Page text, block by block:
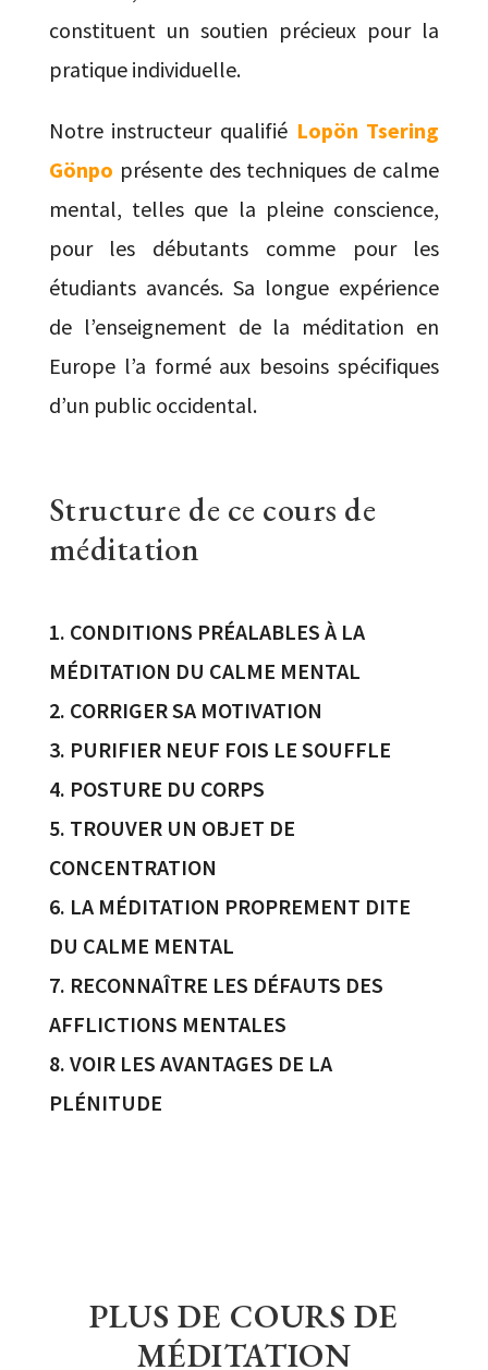
constituent un soutien précieux pour la
pratique individuelle.
Notre instructeur qualifié Lopön Tsering
Gönpo présente des techniques de calme
mental, telles que la pleine conscience,
pour les débutants comme pour les
étudiants avancés. Sa longue expérience
de l’enseignement de la méditation en
Europe l’a formé aux besoins spécifiques
d’un public occidental.
Structure de ce cours de
méditation
1. CONDITIONS PRÉALABLES À LA
MÉDITATION DU CALME MENTAL
2. CORRIGER SA MOTIVATION
3. PURIFIER NEUF FOIS LE SOUFFLE
4. POSTURE DU CORPS
5. TROUVER UN OBJET DE
CONCENTRATION
6. LA MÉDITATION PROPREMENT DITE
DU CALME MENTAL
7. RECONNAÎTRE LES DÉFAUTS DES
AFFLICTIONS MENTALES
8. VOIR LES AVANTAGES DE LA
PLÉNITUDE
PLUS DE COURS DE
MÉDITATION